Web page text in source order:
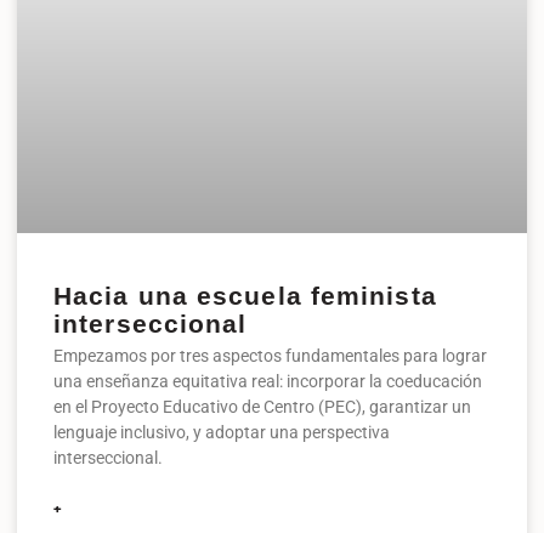
Hacia una escuela feminista
interseccional
Empezamos por tres aspectos fundamentales para lograr
una enseñanza equitativa real: incorporar la coeducación
en el Proyecto Educativo de Centro (PEC), garantizar un
lenguaje inclusivo, y adoptar una perspectiva
interseccional.
+